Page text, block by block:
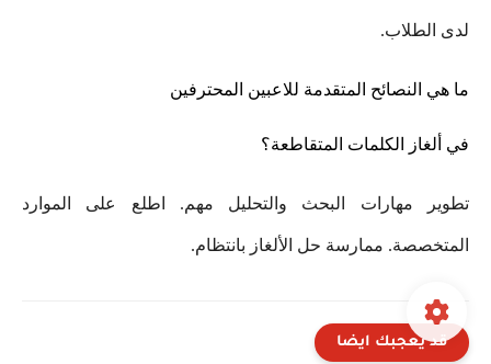
لدى الطلاب.
ما هي النصائح المتقدمة للاعبين المحترفين
في ألغاز الكلمات المتقاطعة؟
تطوير مهارات البحث والتحليل مهم. اطلع على الموارد
المتخصصة. ممارسة حل الألغاز بانتظام.
قد يعجبك ايضا